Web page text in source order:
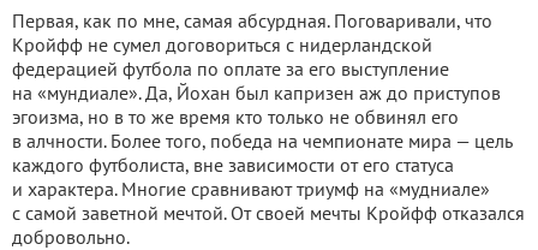
Первая, как по мне, самая абсурдная. Поговаривали, что
Кройфф не сумел договориться с нидерландской
федерацией футбола по оплате за его выступление
на «мундиале». Да, Йохан был капризен аж до приступов
эгоизма, но в то же время кто только не обвинял его
в алчности. Более того, победа на чемпионате мира — цель
каждого футболиста, вне зависимости от его статуса
и характера. Многие сравнивают триумф на «мудниале»
с самой заветной мечтой. От своей мечты Кройфф отказался
добровольно.